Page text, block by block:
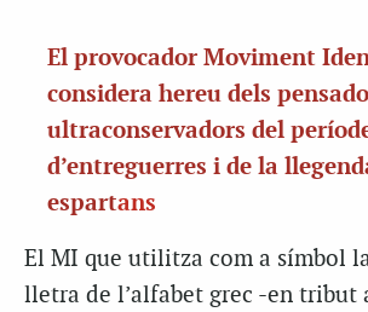
El provocador Moviment
considera hereu dels
ultraconservadors del
d’entreguerres i de la
espartans
El MI que utilitza com a símbol
lletra de l’alfabet grec -en tribut